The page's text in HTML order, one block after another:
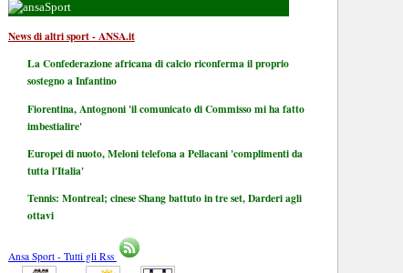
Sport
News di altri sport - ANSA.it
La Confederazione africana di calcio riconferma il proprio
sostegno a Infantino
Fiorentina, Antognoni 'il comunicato di Commisso mi ha fatto
imbestialire'
Europei di nuoto, Meloni telefona a Pellacani 'complimenti da
tutta l'Italia'
Tennis: Montreal; cinese Shang battuto in tre set, Darderi agli
ottavi
Ansa Sport - Tutti gli Rss